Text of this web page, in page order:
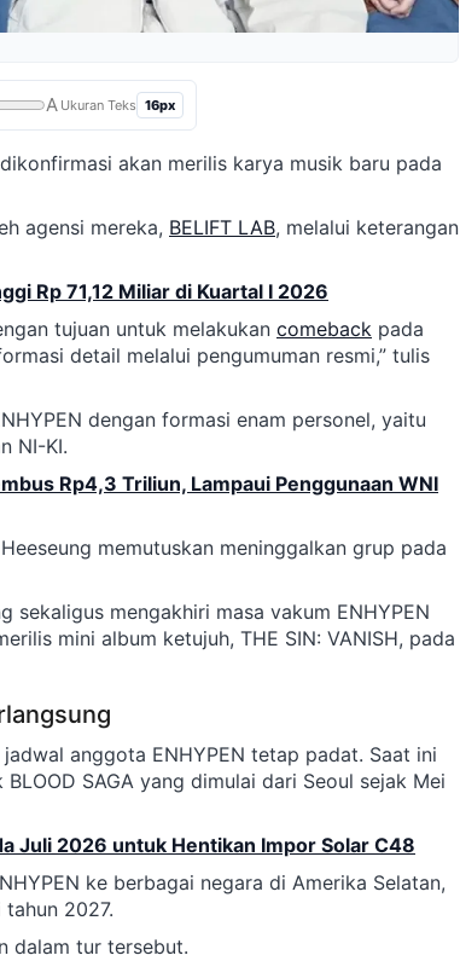
A Ukuran Teks 16px
akan merilis karya musik baru pada
agensi mereka, BELIFT LAB, melalui keterangan
Rp 71,12 Miliar di Kuartal I 2026
tujuan untuk melakukan comeback pada
detail melalui pengumuman resmi,” tulis
dengan formasi enam personel, yaitu
NI-KI.
Rp4,3 Triliun, Lampaui Penggunaan WNI
memutuskan meninggalkan grup pada
sekaligus mengakhiri masa vakum ENHYPEN
mini album ketujuh, THE SIN: VANISH, pada
anggota ENHYPEN tetap padat. Saat ini
SAGA yang dimulai dari Seoul sejak Mei
Juli 2026 untuk Hentikan Impor Solar C48
ke berbagai negara di Amerika Selatan,
2027.
dalam tur tersebut.